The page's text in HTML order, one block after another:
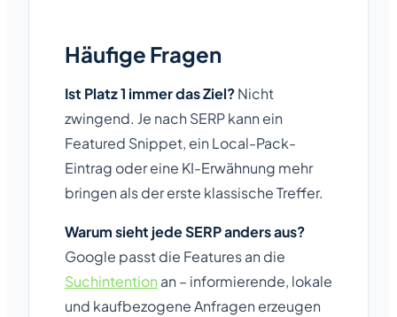
Häufige Fragen
Ist Platz 1 immer das Ziel?Nicht
zwingend. Je nach SERP kann ein
Featured Snippet, ein Local-Pack-
Eintrag oder eine KI-Erwähnung mehr
bringen als der erste klassische Treffer.
Warum sieht jede SERP anders aus?
Google passt die Features an die
Suchintention an – informierende, lokale
und kaufbezogene Anfragen erzeugen